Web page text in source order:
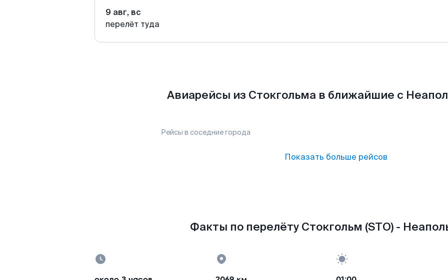
9 авг, вс
перелёт туда
Авиарейсы из Стокгольма в ближайшие с
Рейсы в соседние города
Показать больше рейсов
Факты по перелёту Стокгольм (STO) -